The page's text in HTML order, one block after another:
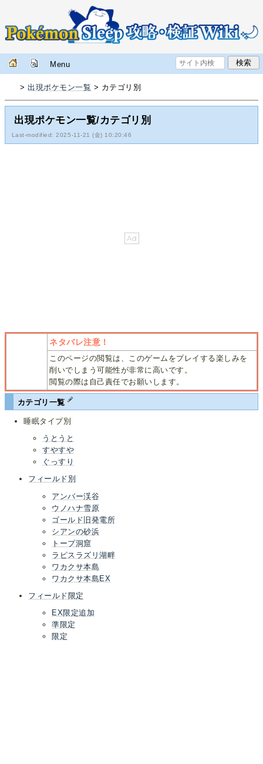
Menu
>出現ポケモン一覧 > カテゴリ別
出現ポケモン一覧/カテゴリ別
Last-modified: 2025-11-21 (金) 10:20:46
ネタバレ注意！
このページの閲覧は、このゲームをプレイする楽しみを
削いでしまう可能性が非常に高いです。
閲覧の際は自己責任でお願いします。
カテゴリ一覧
睡眠タイプ別
うとうと
すやすや
ぐっすり
フィールド別
アンバー渓谷
ウノハナ雪原
ゴールド旧発電所
シアンの砂浜
トープ洞窟
ラピスラズリ湖畔
ワカクサ本島
ワカクサ本島EX
フィールド限定
EX限定追加
準限定
限定